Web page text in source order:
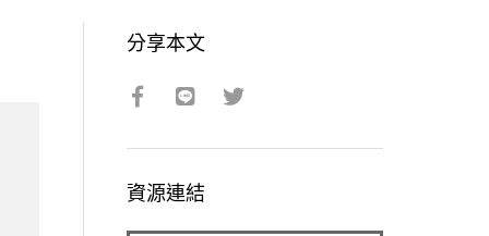
分享本文
資源連結